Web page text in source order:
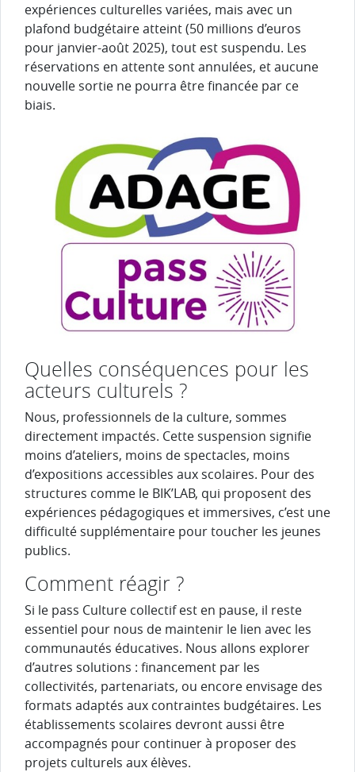
expériences culturelles variées, mais avec un
plafond budgétaire atteint (50 millions d’euros
pour janvier-août 2025), tout est suspendu. Les
réservations en attente sont annulées, et aucune
nouvelle sortie ne pourra être financée par ce
biais.
Quelles conséquences pour les
acteurs culturels ?
Nous, professionnels de la culture, sommes
directement impactés. Cette suspension signifie
moins d’ateliers, moins de spectacles, moins
d’expositions accessibles aux scolaires. Pour des
structures comme le BIK’LAB, qui proposent des
expériences pédagogiques et immersives, c’est une
difficulté supplémentaire pour toucher les jeunes
publics.
Comment réagir ?
Si le pass Culture collectif est en pause, il reste
essentiel pour nous de maintenir le lien avec les
communautés éducatives. Nous allons explorer
d’autres solutions : financement par les
collectivités, partenariats, ou encore envisage des
formats adaptés aux contraintes budgétaires. Les
établissements scolaires devront aussi être
accompagnés pour continuer à proposer des
projets culturels aux élèves.